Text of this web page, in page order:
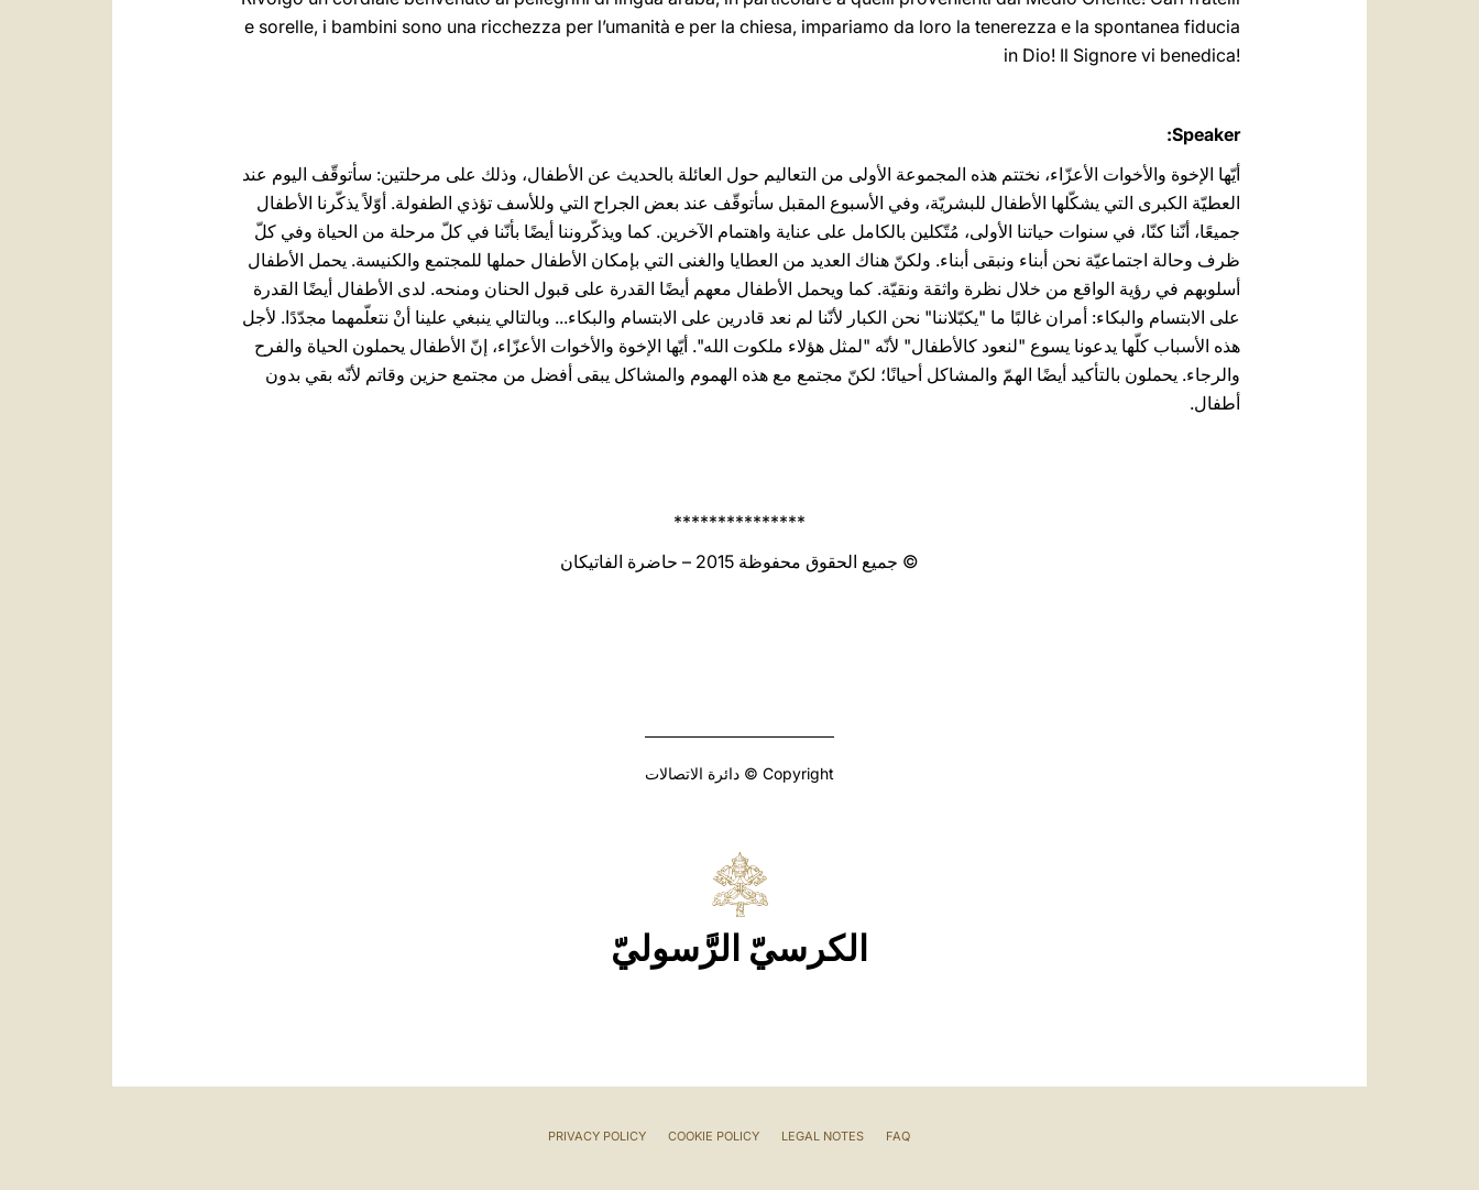
e sorelle, i bambini sono una ricchezza per l’umanità e per la chiesa, impariamo da loro la tenerezza e la spontanea fiducia
in Dio! Il Signore vi benedica!
Speaker:
أيّها الإخوة والأخوات الأعزّاء، نختتم هذه المجموعة الأولى من التعاليم حول العائلة بالحديث عن الأطفال، وذلك على مرحلتين: سأتوقّف ‏اليوم عند
العطيّة الكبرى التي يشكّلها الأطفال للبشريّة، وفي الأسبوع المقبل سأتوقّف عند بعض الجراح التي وللأسف تؤذي الطفولة. أوّلاً ‏يذكّرنا الأطفال
جميعًا، أنّنا كنّا، في سنوات حياتنا الأولى، مُتّكلين بالكامل على عناية واهتمام الآخرين. كما ويذكّروننا أيضًا بأنّنا في كلّ ‏مرحلة من الحياة وفي كلّ
ظرف وحالة اجتماعيّة نحن أبناء ونبقى أبناء. ولكنّ هناك العديد من العطايا والغنى التي بإمكان الأطفال حملها ‏للمجتمع والكنيسة. يحمل الأطفال
أسلوبهم في رؤية الواقع من خلال نظرة واثقة ونقيّة. كما ويحمل الأطفال معهم أيضًا القدرة على قبول ‏الحنان ومنحه. لدى الأطفال أيضًا القدرة
على الابتسام والبكاء: أمران غالبًا ما "يكبّلاننا" نحن الكبار لأنّنا لم نعد قادرين على الابتسام ‏والبكاء... وبالتالي ينبغي علينا أنْ نتعلّمهما مجدّدًا. لأجل
هذه الأسباب كلّها يدعونا يسوع "لنعود كالأطفال" لأنّه "لمثل هؤلاء ملكوت الله". ‏أيّها الإخوة والأخوات الأعزّاء، إنّ الأطفال يحملون الحياة والفرح
والرجاء. يحملون بالتأكيد أيضًا الهمّ والمشاكل أحيانًا؛ لكنّ مجتمع مع ‏هذه الهموم والمشاكل يبقى أفضل من مجتمع حزين وقاتم لأنّه بقي بدون
أطفال.
***************
© جميع الحقوق محفوظة 2015 – حاضرة الفاتيكان
Copyright © دائرة الاتصالات
الكرسيّ الرَّسوليّ
FAQ
LEGAL NOTES
COOKIE POLICY
PRIVACY POLICY